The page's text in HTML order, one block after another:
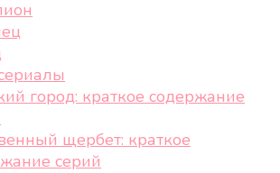
город: краткое содержание
щербет: краткое
серий